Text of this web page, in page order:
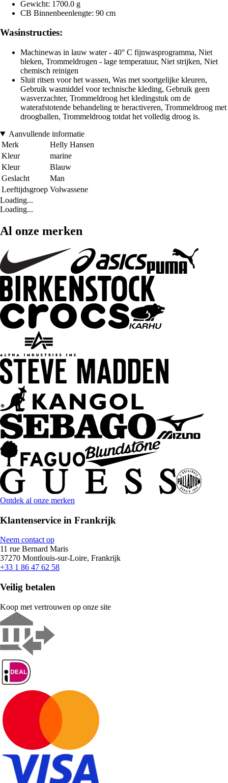
Gewicht: 1700.0 g
CB Binnenbeenlengte: 90 cm
Wasinstructies:
Machinewas in lauw water - 40° C fijnwasprogramma, Niet
bleken, Trommeldrogen - lage temperatuur, Niet strijken, Niet
chemisch reinigen
Sluit ritsen voor het wassen, Was met soortgelijke kleuren,
Gebruik wasmiddel voor technische kleding, Gebruik geen
wasverzachter, Trommeldroog het kledingstuk om de
waterafstotende behandeling te heractiveren, Trommeldroog met
droogballen, Trommeldroog totdat het volledig droog is.
Aanvullende informatie
Merk
Helly Hansen
Kleur
marine
Kleur
Blauw
Geslacht
Man
Leeftijdsgroep Volwassene
Loading...
Loading...
Al onze merken
Ontdek al onze merken
Klantenservice in Frankrijk
Neem contact op
11 rue Bernard Maris
37270 Montlouis-sur-Loire, Frankrijk
+33 1 86 47 62 58
Veilig betalen
Koop met vertrouwen op onze site